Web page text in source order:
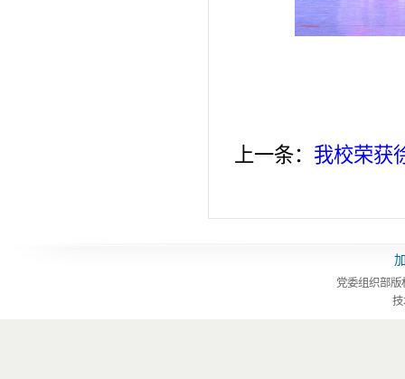
上一条： 我校荣获
党委组织部